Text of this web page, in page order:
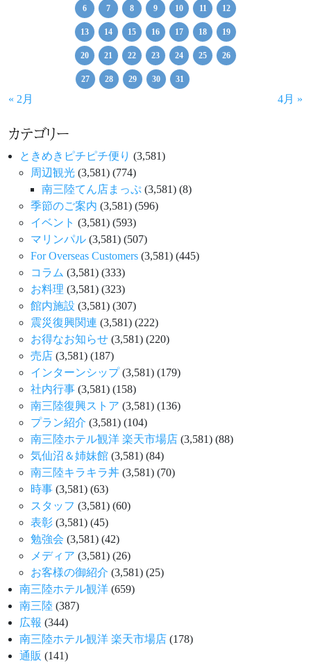
6 7 8 9 10 11 12
13 14 15 16 17 18 19
20 21 22 23 24 25 26
27 28 29 30 31
« 2月 4月 »
カテゴリー
ときめきピチピチ便り (3,581)
周辺観光 (3,581) (774)
南三陸てん店まっぷ (3,581) (8)
季節のご案内 (3,581) (596)
イベント (3,581) (593)
マリンパル (3,581) (507)
For Overseas Customers (3,581) (445)
コラム (3,581) (333)
お料理 (3,581) (323)
館内施設 (3,581) (307)
震災復興関連 (3,581) (222)
お得なお知らせ (3,581) (220)
売店 (3,581) (187)
インターンシップ(3,581) (179)
社内行事 (3,581) (158)
南三陸復興ストア (3,581) (136)
プラン紹介 (3,581) (104)
南三陸ホテル観洋 楽天市場店 (3,581) (88)
気仙沼＆姉妹館 (3,581) (84)
南三陸キラキラ丼 (3,581) (70)
時事 (3,581) (63)
スタッフ (3,581) (60)
表彰 (3,581) (45)
勉強会 (3,581) (42)
メディア (3,581) (26)
お客様の御紹介 (3,581) (25)
南三陸ホテル観洋 (659)
南三陸 (387)
広報 (344)
南三陸ホテル観洋 楽天市場店 (178)
通販 (141)